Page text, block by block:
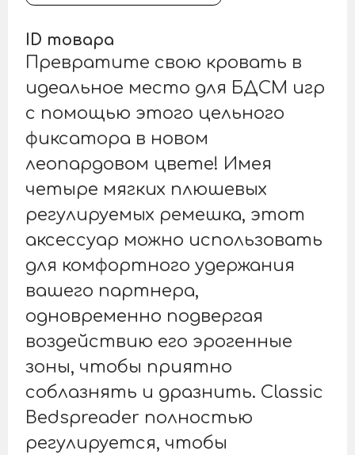
ID товара
Превратите свою кровать в
идеальное место для БДСМ игр
с помощью этого цельного
фиксатора в новом
леопардовом цвете! Имея
четыре мягких плюшевых
регулируемых ремешка, этот
аксессуар можно использовать
для комфортного удержания
вашего партнера,
одновременно подвергая
воздействию его эрогенные
зоны, чтобы приятно
соблазнять и дразнить. Classic
Bedspreader полностью
регулируется, чтобы